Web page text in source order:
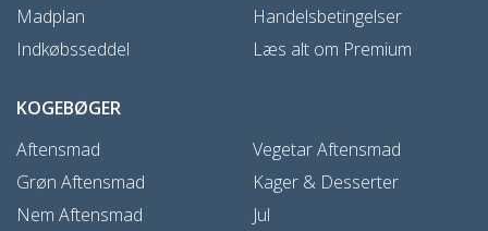
Madplan
Indkøbsseddel
Handelsbetingelser
Læs alt om Premium
KOGEBØGER
Aftensmad
Grøn Aftensmad
Nem Aftensmad
Vegetar Aftensmad
Kager & Desserter
Jul